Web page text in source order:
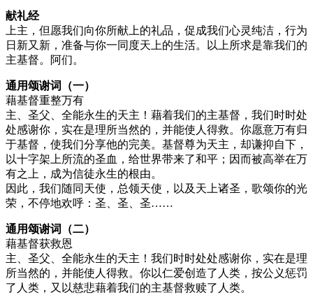
献礼经
上主，但愿我们向你所献上的礼品，促成我们心灵纯洁，行为
日新又新，准备与你一同度天上的生活。以上所求是靠我们的
主基督。阿们。
通用颂谢词（一）
藉基督重整万有
主、圣父、全能永生的天主！藉着我们的主基督，我们时时处
处感谢你，实在是理所当然的，并能使人得救。你愿意万有归
于基督，使我们分享他的完美。基督尊为天主，却谦抑自下，
以十字架上所流的圣血，给世界带来了和平；因而被高举在万
有之上，成为信徒永生的根由。
因此，我们随同天使，总领天使，以及天上诸圣，歌颂你的光
荣，不停地欢呼：圣、圣、圣……
通用颂谢词（二）
藉基督获救恩
主、圣父、全能永生的天主！我们时时处处感谢你，实在是理
所当然的，并能使人得救。你以仁爱创造了人类，按公义惩罚
了人类，又以慈悲藉着我们的主基督救赎了人类。